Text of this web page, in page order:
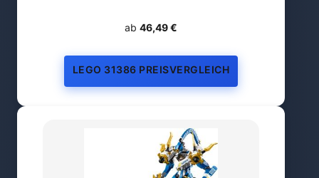
ab 46,49 €
LEGO 31386 PREISVERGLEICH